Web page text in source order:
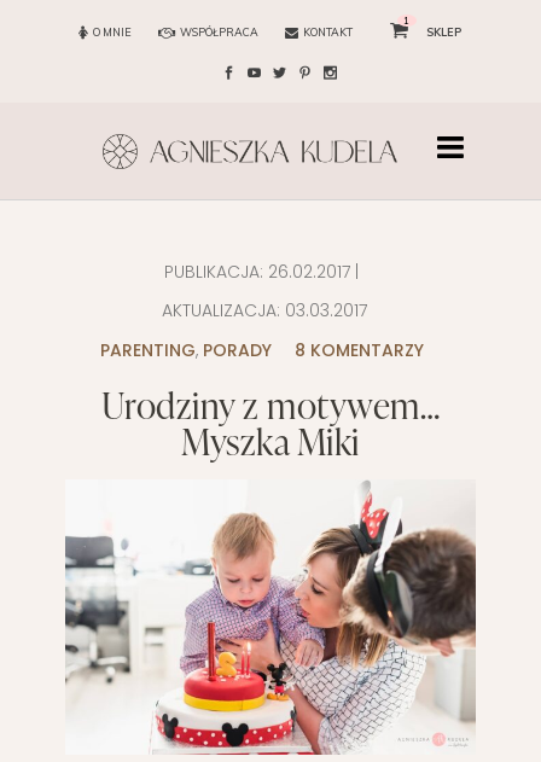
O MNIE WSPÓŁPRACA KONTAKT
1
SKLEP
PUBLIKACJA: 26.02.2017
AKTUALIZACJA: 03.03.2017
PARENTING, PORADY 8 KOMENTARZY
Urodziny z motywem…
Myszka Miki